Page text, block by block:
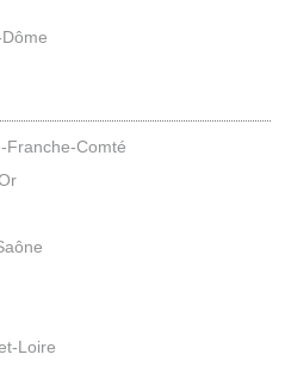
Franche-Comté
Loire